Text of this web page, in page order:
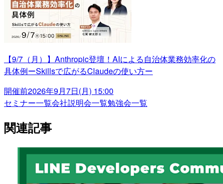
【9/7（月）】Anthropic登壇！AIによる自治体業務効率化の
具体例ーSkillsで広がるClaudeの使い方ー
開催前2026年9月7日(月) 15:00
セミナー一覧会社説明会一覧勉強会一覧
関連記事